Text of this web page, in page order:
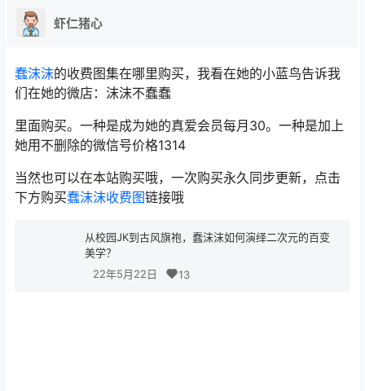
虾仁猪心
蠢沫沫的收费图集在哪里购买，我看在她的小蓝鸟告诉我
们在她的微店：沫沫不蠢蠢
里面购买。一种是成为她的真爱会员每月30。一种是加上
她用不删除的微信号价格1314
当然也可以在本站购买哦，一次购买永久同步更新，点击
下方购买蠢沫沫收费图链接哦
从校园JK到古风旗袍，蠢沫沫如何演绎二次元的百变
美学？
22年5月22日
13